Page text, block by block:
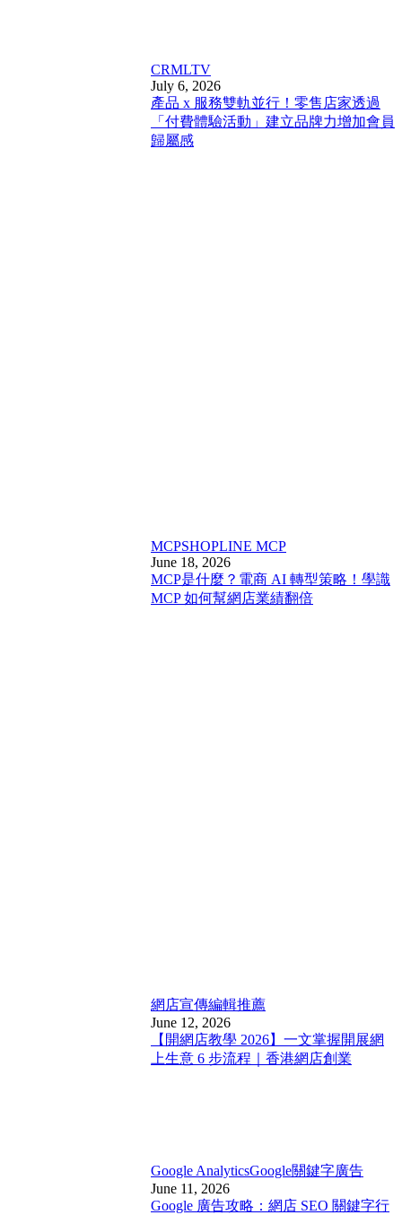
CRMLTV
July 6, 2026
產品 x 服務雙軌並行！零售店家透過
「付費體驗活動」建立品牌力增加會員
歸屬感
MCPSHOPLINE MCP
June 18, 2026
MCP是什麼？電商 AI 轉型策略！學識
MCP 如何幫網店業績翻倍
網店宣傳編輯推薦
June 12, 2026
【開網店教學 2026】一文掌握開展網
上生意 6 步流程｜香港網店創業
Google AnalyticsGoogle關鍵字廣告
June 11, 2026
Google 廣告攻略：網店 SEO 關鍵字行